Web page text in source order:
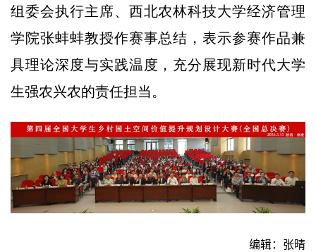
组委会执行主席、西北农林科技大学经济管理
学院张蚌蚌教授作赛事总结，表示参赛作品兼
具理论深度与实践温度，充分展现新时代大学
生强农兴农的责任担当。
编辑：张晴